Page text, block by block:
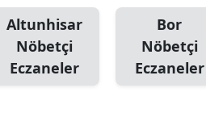
Altunhisar
Nöbetçi
Eczaneler
Bor
Nöbetçi
Eczaneler